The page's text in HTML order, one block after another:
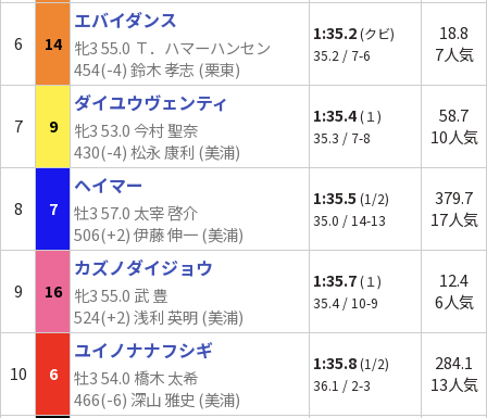
6 14
エバイダンス
牝3 55.0 Ｔ．ハマーハンセン
454(-4) 鈴木 孝志 (栗東)
1:35.2(クビ)
35.2 / 7-6
18.8
7人気
7 9
ダイユウヴェンティ
牝3 53.0 今村 聖奈
430(-4) 松永 康利 (美浦)
1:35.4(１)
35.3 / 7-8
58.7
10人気
8 7
ヘイマー
牡3 57.0 太宰 啓介
506(+2) 伊藤 伸一 (美浦)
1:35.5(1/2)
35.0 / 14-13
379.7
17人気
9 16
カズノダイジョウ
牝3 55.0 武 豊
524(+2) 浅利 英明 (美浦)
1:35.7(１)
35.4 / 10-9
12.4
6人気
10 6
ユイノナナフシギ
牡3 54.0 橋木 太希
466(-6) 深山 雅史 (美浦)
1:35.8(1/2)
36.1 / 2-3
284.1
13人気